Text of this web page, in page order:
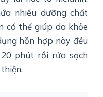
nhiều dưỡng chất
có thể giúp da khỏe
hỗn hợp này đều
phút rồi rửa sạch